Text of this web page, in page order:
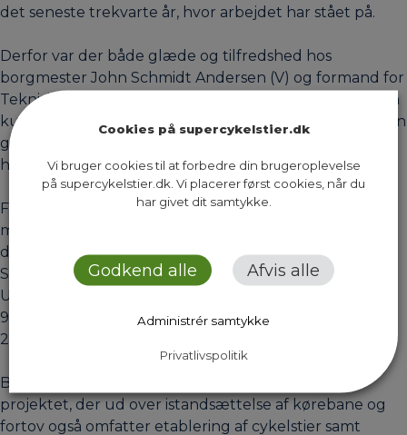
det seneste trekvarte år, hvor arbejdet har stået på.
Derfor var der både glæde og tilfredshed hos
borgmester John Schmidt Andersen (V) og formand for
Teknisk Udvalg, Tina Tving Stauning (S), da de sammen
kunne klippe snoren over til den flotte »nye« vej ved en
genindvielse, hvor 60-70 mennesker var dukket op,
heraf mange cyklister.
Færgevej er væsentlig for vejnettet i Frederikssund by
med en trafikintensitet på cirka 6000 køretøjer om
dagen. Vejen var i dårlig stand på strækningen fra
Skyllebakke Havn til J. F. Willumsens Vej, og Teknisk
Udvalg i Frederikssund Kommune afsatte derfor cirka
9,3 millioner kroner til istandsættelsen over tre år fra
2016-2018.
Borgerne har været inddraget i udformningen af
projektet, der ud over istandsættelse af kørebane og
fortov også omfatter etablering af cykelstier samt
Cookies på supercykelstier.dk
Vi bruger cookies til at forbedre din brugeroplevelse
på supercykelstier.dk. Vi placerer først cookies, når du
har givet dit samtykke.
Godkend alle Afvis alle
Administrér samtykke
Privatlivspolitik